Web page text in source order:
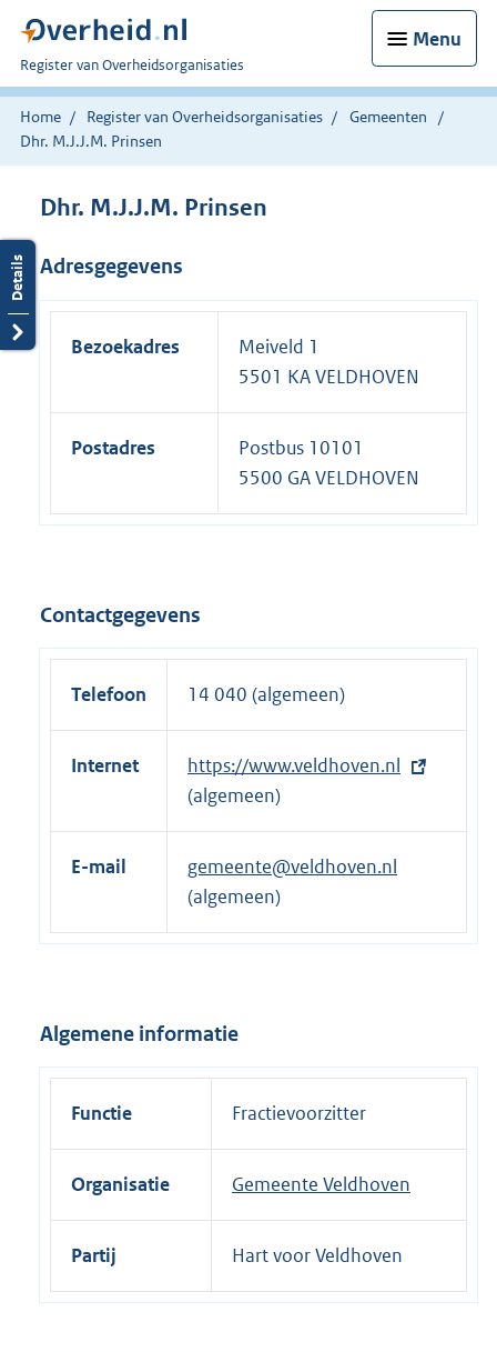
Menu
U
bent
nu
hier:
Register van Overheidsorganisaties
Home Register van Overheidsorganisaties
Gemeenten
Dhr. M.J.J.M. Prinsen
Dhr. M.J.J.M. Prinsen
Adresgegevens
Bezoekadres
Meiveld 1
5501 KA VELDHOVEN
Postadres
Postbus 10101
5500 GA VELDHOVEN
Contactgegevens
Telefoon 14 040 (algemeen)
Internet
E
x
t
r
e
n
k
https://www.veldhoven.nl
(algemeen)
E-mail
gemeente@veldhoven.nl
(algemeen)
Algemene informatie
Functie Fractievoorzitter
Organisatie Gemeente Veldhoven
Partij Hart voor Veldhoven